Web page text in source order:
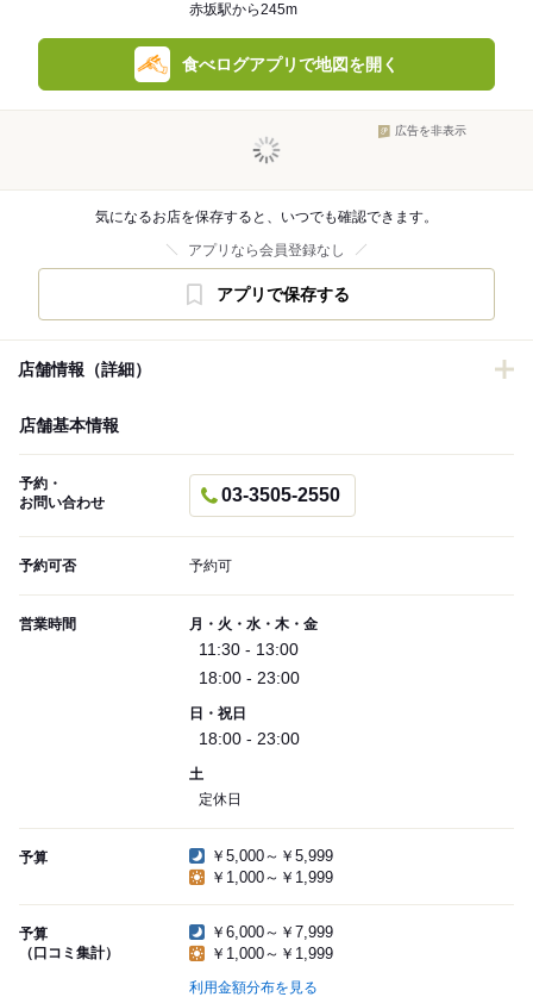
赤坂駅から245m
食べログアプリで地図を開く
広告を非表示
気になるお店を保存すると、いつでも確認できます。
アプリなら会員登録なし
アプリで保存する
店舗情報（詳細）
店舗基本情報
予約・
お問い合わせ
03-3505-2550
予約可否 予約可
営業時間 月・火・水・木・金
11:30 - 13:00
18:00 - 23:00
日・祝日
18:00 - 23:00
土
定休日
予算
￥5,000～￥5,999
￥1,000～￥1,999
予算
（口コミ集計）
￥6,000～￥7,999
￥1,000～￥1,999
利用金額分布を見る